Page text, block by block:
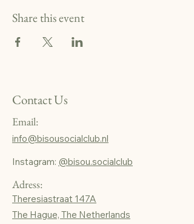
Share this event
Contact Us
Email:
info@bisousocialclub.nl
Instagram: @bisou.socialclub
Adress:
Theresiastraat 147A
The Hague, The Netherlands